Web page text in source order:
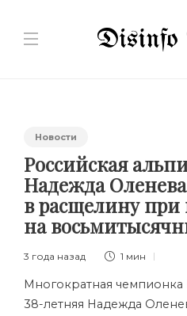
Новости
Российская
Надежда
в расщелину
на
3 года назад 1 мин
Многократная
38-летняя Надежда